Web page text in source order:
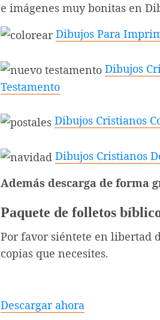
e imágenes muy bonitas en
Dibujos Para
Dibujos
Testamento
Dibujos Cristianos
Dibujos Cristianos
Además descarga de forma
Paquete de folletos
Por favor siéntete en libertad
copias que necesites.
Descargar ahora